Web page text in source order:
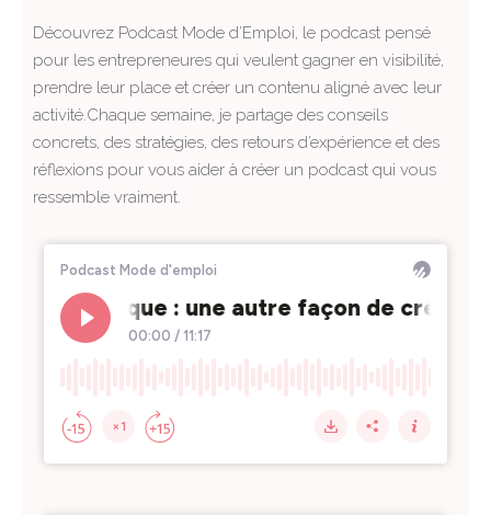
Découvrez Podcast Mode d’Emploi, le podcast pensé
pour les entrepreneures qui veulent gagner en visibilité,
prendre leur place et créer un contenu aligné avec leur
activité.Chaque semaine, je partage des conseils
concrets, des stratégies, des retours d’expérience et des
réflexions pour vous aider à créer un podcast qui vous
ressemble vraiment.